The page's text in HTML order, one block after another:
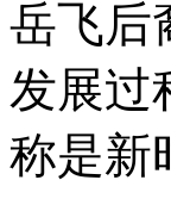
岳飞后
发展过
称是新